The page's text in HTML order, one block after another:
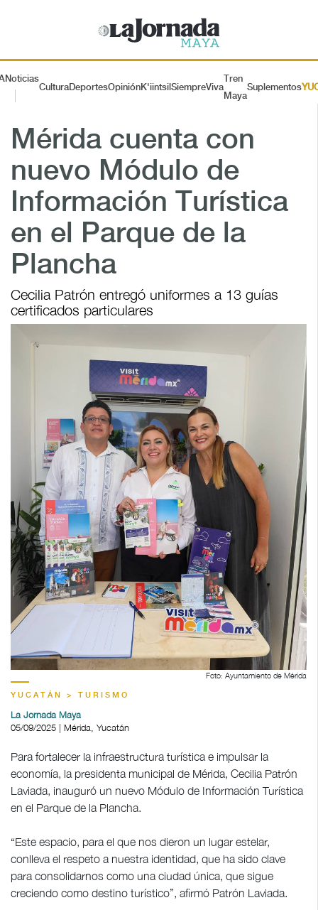
Noticias
CulturaDeportesOpiniónK'iintsil SiempreViva
Tren
Maya
Suplementos
Mérida cuenta con
nuevo Módulo de
Información Turística
en el Parque de la
Plancha
Cecilia Patrón entregó uniformes a 13 guías
certificados particulares
Foto: Ayuntamiento de Mérida
YUCATÁN > TURISMO
La Jornada Maya
05/09/2025 | Mérida, Yucatán
Para fortalecer la infraestructura turística e impulsar la
economía, la presidenta municipal de Mérida, Cecilia Patrón
Laviada, inauguró un nuevo Módulo de Información Turística
en el Parque de la Plancha.
“Este espacio, para el que nos dieron un lugar estelar,
conlleva el respeto a nuestra identidad, que ha sido clave
para consolidarnos como una ciudad única, que sigue
creciendo como destino turístico”, afirmó Patrón Laviada.